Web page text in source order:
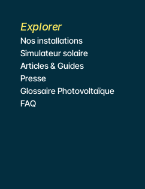
Explorer
Nos installations
Simulateur solaire
Articles & Guides
Presse
Glossaire Photovoltaïque
FAQ